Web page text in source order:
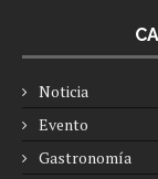
Noticia
Evento
Gastronomía